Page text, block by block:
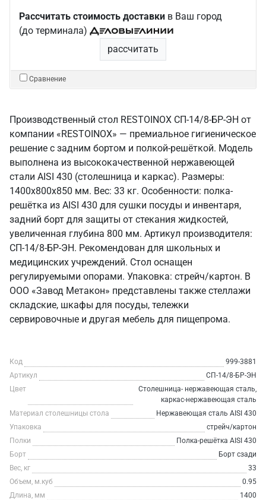
Рассчитать стоимость доставки в Ваш город
(до терминала)
рассчитать
Сравнение
Производственный стол RESTOINOX СП-14/8-БР-ЭН от
компании «RESTOINOX» — премиальное гигиеническое
решение с задним бортом и полкой-решёткой. Модель
выполнена из высококачественной нержавеющей
стали AISI 430 (столешница и каркас). Размеры:
1400x800x850 мм. Вес: 33 кг. Особенности: полка-
решётка из AISI 430 для сушки посуды и инвентаря,
задний борт для защиты от стекания жидкостей,
увеличенная глубина 800 мм. Артикул производителя:
СП-14/8-БР-ЭН. Рекомендован для школьных и
медицинских учреждений. Стол оснащен
регулируемыми опорами. Упаковка: стрейч/картон. В
ООО «Завод Метакон» представлены также стеллажи
складские, шкафы для посуды, тележки
сервировочные и другая мебель для пищепрома.
Код
999-3881
Артикул
СП-14/8-БР-ЭН
Цвет
Столешница- нержавеющая сталь,
каркас-нержавеющая сталь
Материал столешницы стола
Нержавеющая сталь AISI 430
Упаковка
стрейч/картон
Полки
Полка-решётка AISI 430
Борт
Борт сзади
Вес, кг
33
Объем, м.куб
0.95
Длина, мм
1400